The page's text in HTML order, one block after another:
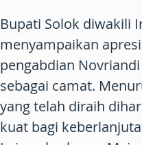
Bupati Solok diwakili
menyampaikan
pengabdian
sebagai camat.
yang telah diraih
kuat bagi